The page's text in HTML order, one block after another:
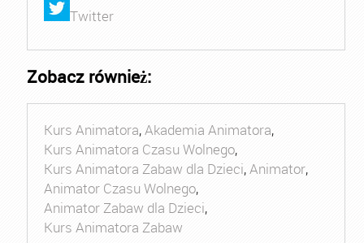
Twitter
Zobacz również:
Kurs Animatora,Akademia Animatora,
Kurs Animatora Czasu Wolnego,
Kurs Animatora Zabaw dla Dzieci,Animator,
Animator Czasu Wolnego,
Animator Zabaw dla Dzieci,
Kurs Animatora Zabaw